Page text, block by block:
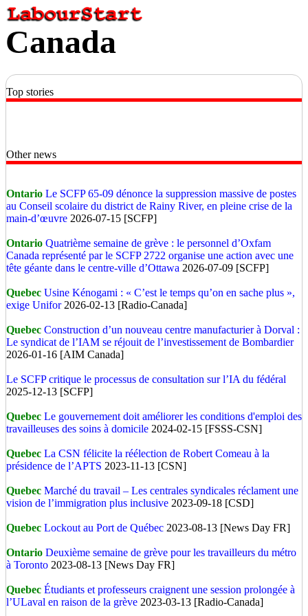
Canada
Top stories
Other news
Ontario Le SCFP 65-09 dénonce la suppression massive de postes
au Conseil scolaire du district de Rainy River, en pleine crise de la
main-d’œuvre 2026-07-15 [SCFP]
Ontario Quatrième semaine de grève : le personnel d’Oxfam
Canada représenté par le SCFP 2722 organise une action avec une
tête géante dans le centre-ville d’Ottawa 2026-07-09 [SCFP]
Quebec Usine Kénogami : « C’est le temps qu’on en sache plus »,
exige Unifor2026-02-13 [Radio-Canada]
Quebec Construction d’un nouveau centre manufacturier à Dorval :
Le syndicat de l’IAM se réjouit de l’investissement de Bombardier
2026-01-16 [AIM Canada]
Le SCFP critique le processus de consultation sur l’IA du fédéral
2025-12-13 [SCFP]
Quebec Le gouvernement doit améliorer les conditions d'emploi des
travailleuses des soins à domicile 2024-02-15 [FSSS-CSN]
Quebec La CSN félicite la réélection de Robert Comeau à la
présidence de l’APTS 2023-11-13 [CSN]
Quebec Marché du travail – Les centrales syndicales réclament une
vision de l’immigration plus inclusive 2023-09-18 [CSD]
Quebec Lockout au Port de Québec 2023-08-13 [News Day FR]
Ontario Deuxième semaine de grève pour les travailleurs du métro
à Toronto 2023-08-13 [News Day FR]
Quebec Étudiants et professeurs craignent une session prolongée à
l’ULaval en raison de la grève 2023-03-13 [Radio-Canada]